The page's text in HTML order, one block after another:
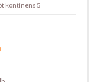
kontinens 5